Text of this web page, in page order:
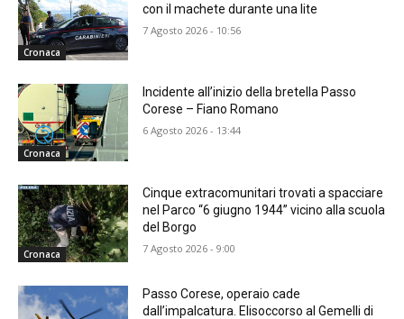
Cronaca
con il machete durante una lite
7 Agosto 2026 - 10:56
Cronaca
Incidente all’inizio della bretella Passo
Corese – Fiano Romano
6 Agosto 2026 - 13:44
Cronaca
Cinque extracomunitari trovati a spacciare
nel Parco “6 giugno 1944” vicino alla scuola
del Borgo
7 Agosto 2026 - 9:00
Passo Corese, operaio cade
dall’impalcatura. Elisoccorso al Gemelli di